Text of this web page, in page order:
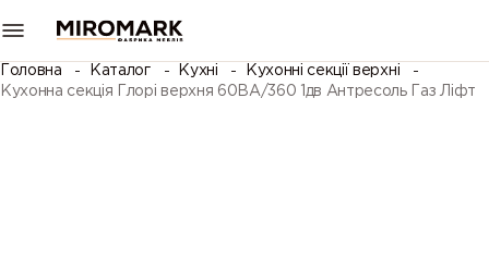
Головна Каталог Кухні
Кухонні секції верхні
Кухонна секція Глорі верхня 60ВА/360 1дв Антресоль Газ Ліфт